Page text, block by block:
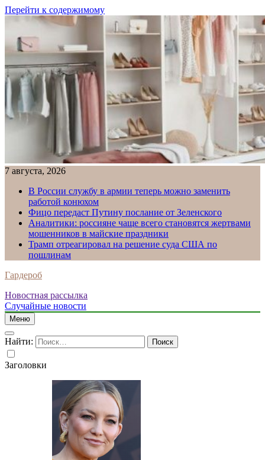
Перейти к содержимому
7 августа, 2026
В России службу в армии теперь можно заменить
работой конюхом
Фицо передаст Путину послание от Зеленского
Аналитики: россияне чаще всего становятся жертвами
мошенников в майские праздники
Трамп отреагировал на решение суда США по
пошлинам
Гардероб
Новостная рассылка
Случайные новости
Меню
Найти:
Заголовки